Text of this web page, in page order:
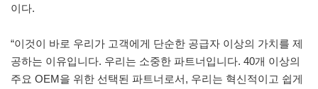
이다.
“이것이 바로 우리가 고객에게 단순한 공급자 이상의 가치를 제
공하는 이유입니다. 우리는 소중한 파트너입니다. 40개 이상의
주요 OEM을 위한 선택된 파트너로서, 우리는 혁신적이고 쉽게